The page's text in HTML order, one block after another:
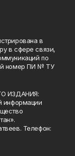
в
в сфере связи,
по
номер ПИ № ТУ
ИЗДАНИЯ:
информации
Телефон: